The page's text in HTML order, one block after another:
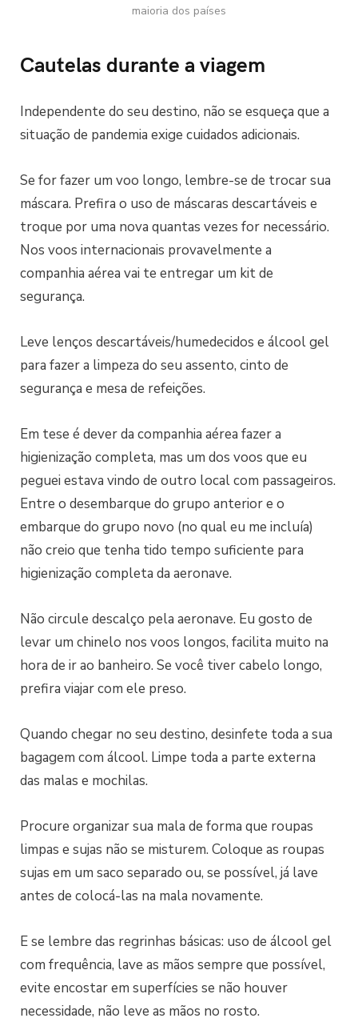
maioria dos países
Cautelas durante a viagem
Independente do seu destino, não se esqueça que a
situação de pandemia exige cuidados adicionais.
Se for fazer um voo longo, lembre-se de trocar sua
máscara. Prefira o uso de máscaras descartáveis e
troque por uma nova quantas vezes for necessário.
Nos voos internacionais provavelmente a
companhia aérea vai te entregar um kit de
segurança.
Leve lenços descartáveis/humedecidos e álcool gel
para fazer a limpeza do seu assento, cinto de
segurança e mesa de refeições.
Em tese é dever da companhia aérea fazer a
higienização completa, mas um dos voos que eu
peguei estava vindo de outro local com passageiros.
Entre o desembarque do grupo anterior e o
embarque do grupo novo (no qual eu me incluía)
não creio que tenha tido tempo suficiente para
higienização completa da aeronave.
Não circule descalço pela aeronave. Eu gosto de
levar um chinelo nos voos longos, facilita muito na
hora de ir ao banheiro. Se você tiver cabelo longo,
prefira viajar com ele preso.
Quando chegar no seu destino, desinfete toda a sua
bagagem com álcool. Limpe toda a parte externa
das malas e mochilas.
Procure organizar sua mala de forma que roupas
limpas e sujas não se misturem. Coloque as roupas
sujas em um saco separado ou, se possível, já lave
antes de colocá-las na mala novamente.
E se lembre das regrinhas básicas: uso de álcool gel
com frequência, lave as mãos sempre que possível,
evite encostar em superfícies se não houver
necessidade, não leve as mãos no rosto.